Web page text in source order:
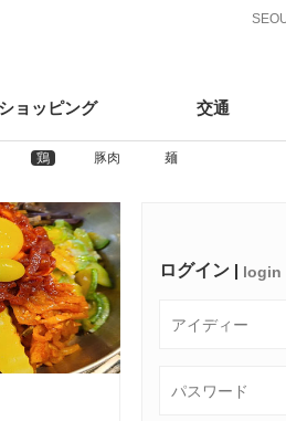
ショッピング
Shopping
交通
鶏 豚肉 麺
冷麺 韓国伝
ログイン login